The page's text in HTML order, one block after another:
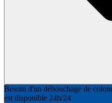
Besoin d'un débouchage de
est disponible 24h/24